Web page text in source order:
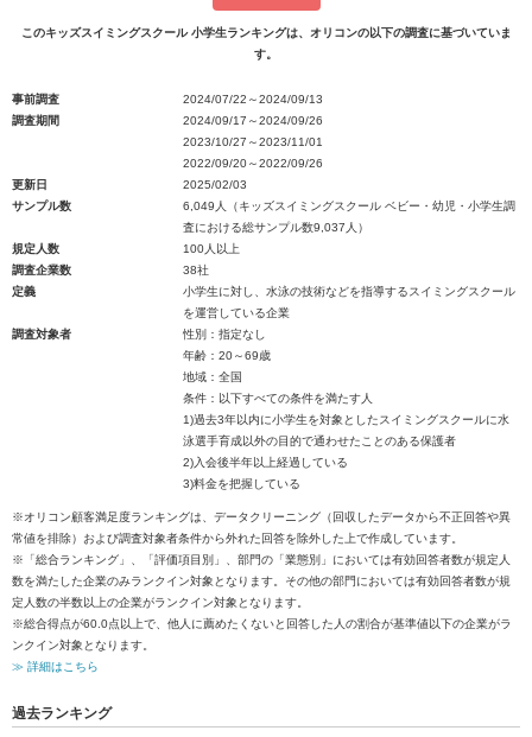
このキッズスイミングスクール 小学生ランキングは、オリコンの以下の調査に基づいていま
す。
事前調査
2024/07/22～2024/09/13
調査期間
2024/09/17～2024/09/26
2023/10/27～2023/11/01
2022/09/20～2022/09/26
更新日
2025/02/03
サンプル数
6,049人（キッズスイミングスクール ベビー・幼児・小学生調
査における総サンプル数9,037人）
規定人数
100人以上
調査企業数
38社
定義
小学生に対し、水泳の技術などを指導するスイミングスクール
を運営している企業
調査対象者
性別：指定なし
年齢：20～69歳
地域：全国
条件：以下すべての条件を満たす人
1)過去3年以内に小学生を対象としたスイミングスクールに水
泳選手育成以外の目的で通わせたことのある保護者
2)入会後半年以上経過している
3)料金を把握している
※オリコン顧客満足度ランキングは、データクリーニング（回収したデータから不正回答や異
常値を排除）および調査対象者条件から外れた回答を除外した上で作成しています。
※「総合ランキング」、「評価項目別」、部門の「業態別」においては有効回答者数が規定人
数を満たした企業のみランクイン対象となります。その他の部門においては有効回答者数が規
定人数の半数以上の企業がランクイン対象となります。
※総合得点が60.0点以上で、他人に薦めたくないと回答した人の割合が基準値以下の企業がラ
ンクイン対象となります。
≫ 詳細はこちら
過去ランキング